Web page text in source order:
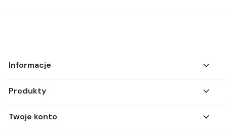
Informacje 
Produkty 
Twoje konto 